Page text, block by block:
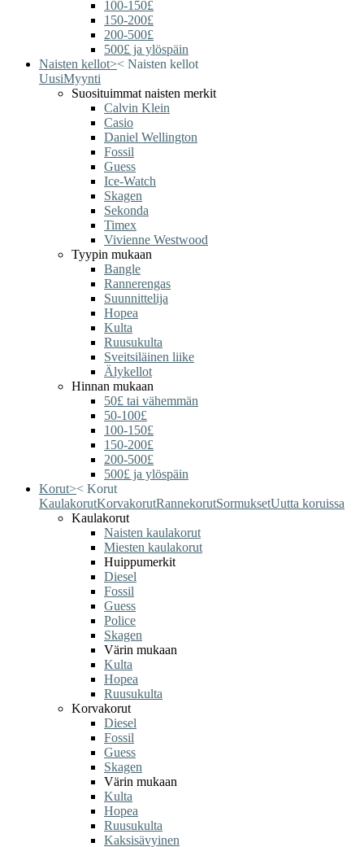
100-150£
150-200£
200-500£
500£ ja ylöspäin
Naisten kellot>< Naisten kellot
UusiMyynti
Suosituimmat naisten merkit
Calvin Klein
Casio
Daniel Wellington
Fossil
Guess
Ice-Watch
Skagen
Sekonda
Timex
Vivienne Westwood
Tyypin mukaan
Bangle
Rannerengas
Suunnittelija
Hopea
Kulta
Ruusukulta
Sveitsiläinen liike
Älykellot
Hinnan mukaan
50£ tai vähemmän
50-100£
100-150£
150-200£
200-500£
500£ ja ylöspäin
Korut>< Korut
KaulakorutKorvakorutRannekorutSormuksetUutta koruissa
Kaulakorut
Naisten kaulakorut
Miesten kaulakorut
Huippumerkit
Diesel
Fossil
Guess
Police
Skagen
Värin mukaan
Kulta
Hopea
Ruusukulta
Korvakorut
Diesel
Fossil
Guess
Skagen
Värin mukaan
Kulta
Hopea
Ruusukulta
Kaksisävyinen